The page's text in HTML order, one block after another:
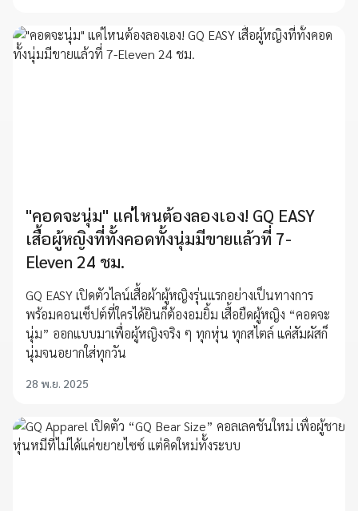
"คอดจะนุ่ม" แค่ไหนต้องลองเอง! GQ EASY
เสื้อผู้หญิงที่ทั้งคอดทั้งนุ่มมีขายแล้วที่ 7-
Eleven 24 ชม.
GQ EASY เปิดตัวไลน์เสื้อผ้าผู้หญิงรุ่นแรกอย่างเป็นทางการ
พร้อมคอนเซ็ปต์ที่ใครได้ยินก็ต้องอมยิ้ม เสื้อยืดผู้หญิง “คอดจะ
นุ่ม” ออกแบบมาเพื่อผู้หญิงจริง ๆ ทุกหุ่น ทุกสไตล์ แค่สัมผัสก็
นุ่มจนอยากใส่ทุกวัน
28 พ.ย. 2025